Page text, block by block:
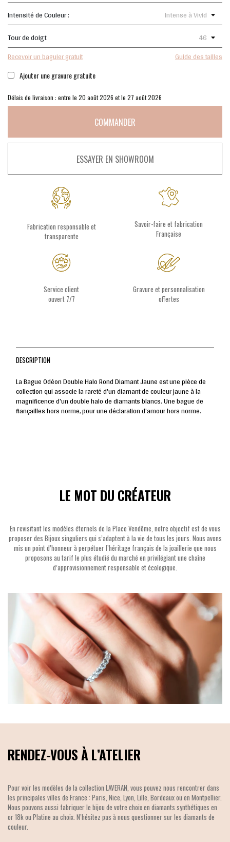
Intensité de Couleur :
Tour de doigt
Recevoir un baguier gratuit Guide des tailles
Ajouter une gravure gratuite
Délais de livraison : entre le 20 août 2026 et le 27 août 2026
COMMANDER
ESSAYER EN SHOWROOM
Fabrication responsable et
transparente
Savoir-faire et fabrication
Française
Service client
ouvert 7/7
Gravure et personnalisation
offertes
DESCRIPTION
La Bague Odéon Double Halo Rond Diamant Jaune est une pièce de
collection qui associe la rareté d'un diamant de couleur jaune à la
magnificence d'un double halo de diamants blancs. Une bague de
fiançailles hors norme, pour une déclaration d'amour hors norme.
LE MOT DU CRÉATEUR
En revisitant les modèles éternels de la Place Vendôme, notre objectif est de vous
proposer des Bijoux singuliers qui s’adaptent à la vie de tous les jours. Nous avons
mis un point d’honneur à perpétuer l’héritage français de la joaillerie que nous
proposons au tarif le plus étudié du marché en privilégiant une chaîne
d’approvisionnement responsable et écologique.
RENDEZ-VOUS À L’ATELIER
Pour voir les modèles de la collection LAVERAN, vous pouvez nous rencontrer dans
les principales villes de France : Paris, Nice, Lyon, Lille, Bordeaux ou en Montpellier.
Nous pouvons aussi fabriquer le bijou de votre choix en diamants synthétiques en
or 18k ou Platine au choix. N’hésitez pas à nous questionner sur les diamants de
couleur.